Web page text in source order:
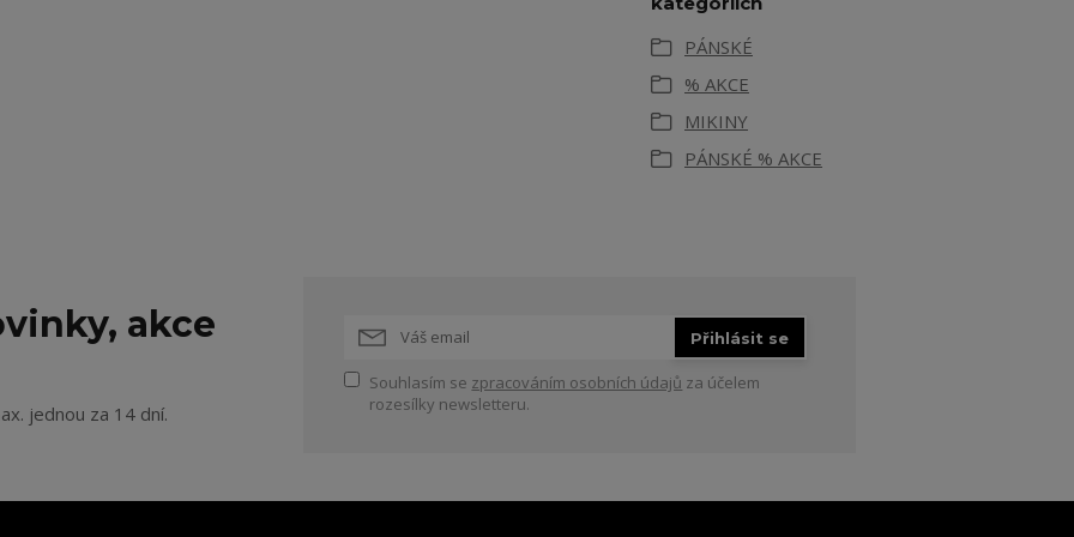
PÁNSKÉ
% AKCE
MIKINY
PÁNSKÉ % AKCE
akce
jednou za 14 dní.
Přihlásit se
Souhlasím se zpracováním osobních údajů za účelem
rozesílky newsletteru.